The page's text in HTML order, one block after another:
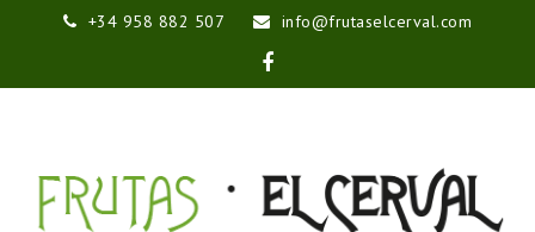
+34 958 882 507 info@frutaselcerval.com
Facebook